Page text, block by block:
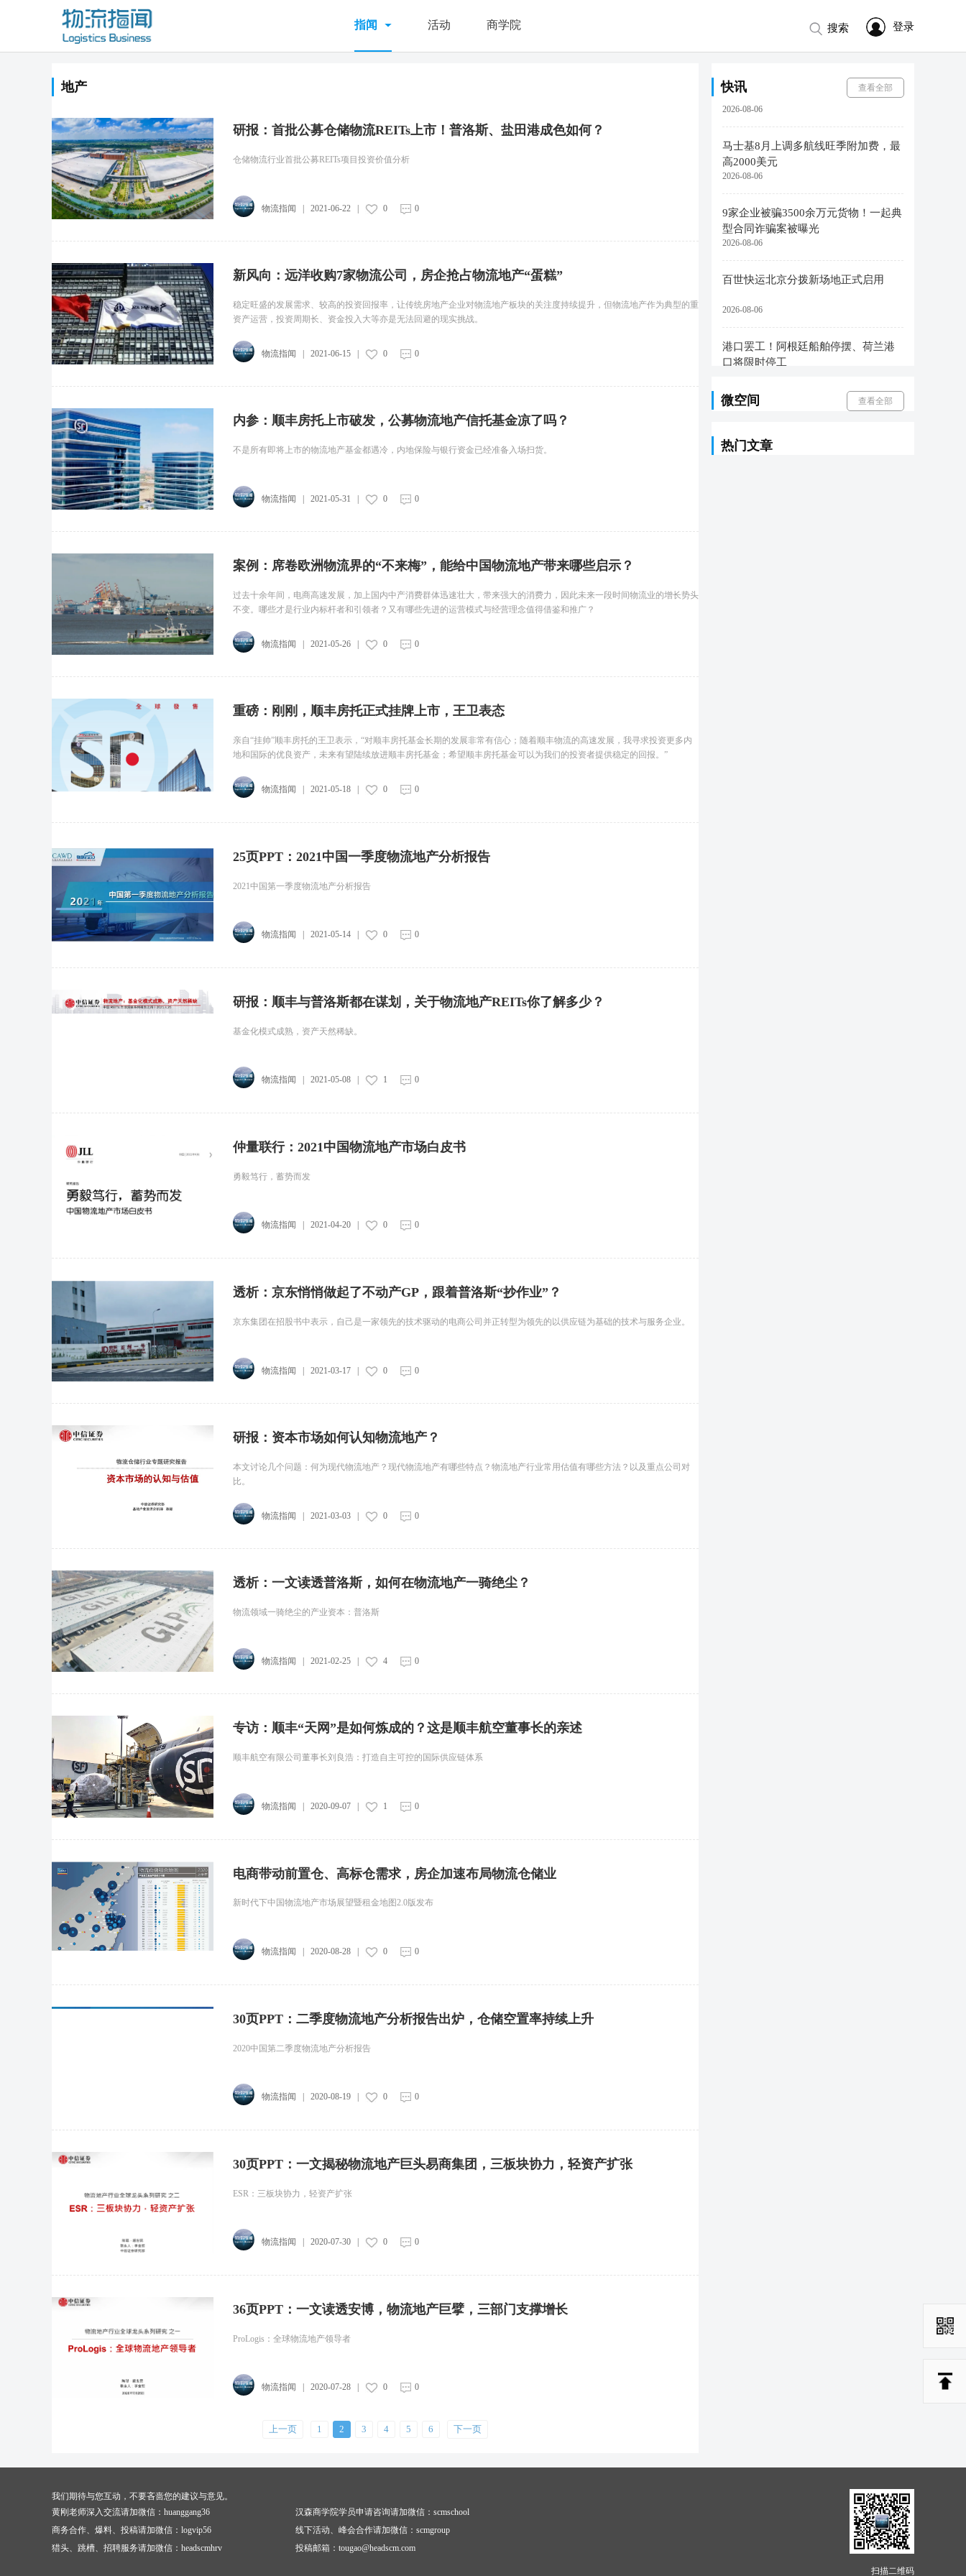
指闻 活动 商学院 登录
搜索
地产
研报：首批公募仓储物流REITs上市！普洛斯、盐田港成色如何？
仓储物流行业首批公募REITs项目投资价值分析
物流指闻 | 2021-06-22 | 0 0
新风向：远洋收购7家物流公司，房企抢占物流地产“蛋糕”
稳定旺盛的发展需求、较高的投资回报率，让传统房地产企业对物流地产板块的关注度持续提升，但物流地产作为典型的重
资产运营，投资周期长、资金投入大等亦是无法回避的现实挑战。
物流指闻 | 2021-06-15 | 0 0
内参：顺丰房托上市破发，公募物流地产信托基金凉了吗？
不是所有即将上市的物流地产基金都遇冷，内地保险与银行资金已经准备入场扫货。
物流指闻 | 2021-05-31 | 0 0
案例：席卷欧洲物流界的“不来梅”，能给中国物流地产带来哪些启示？
过去十余年间，电商高速发展，加上国内中产消费群体迅速壮大，带来强大的消费力，因此未来一段时间物流业的增长势头
不变。哪些才是行业内标杆者和引领者？又有哪些先进的运营模式与经营理念值得借鉴和推广？
物流指闻 | 2021-05-26 | 0 0
重磅：刚刚，顺丰房托正式挂牌上市，王卫表态
亲自“挂帅”顺丰房托的王卫表示，“对顺丰房托基金长期的发展非常有信心；随着顺丰物流的高速发展，我寻求投资更多内
地和国际的优良资产，未来有望陆续放进顺丰房托基金；希望顺丰房托基金可以为我们的投资者提供稳定的回报。”
物流指闻 2021-05-18 0 0
25页PPT：2021中国一季度物流地产分析报告
2021中国第一季度物流地产分析报告
物流指闻 2021-05-14 0 0
研报：顺丰与普洛斯都在谋划，关于物流地产REITs你了解多少？
基金化模式成熟，资产天然稀缺。
物流指闻 2021-05-08 1 0
仲量联行：2021中国物流地产市场白皮书
勇毅笃行，蓄势而发
物流指闻 2021-04-20 0 0
透析：京东悄悄做起了不动产GP，跟着普洛斯“抄作业”？
京东集团在招股书中表示，自己是一家领先的技术驱动的电商公司并正转型为领先的以供应链为基础的技术与服务企业。
物流指闻 | 2021-03-17 | 0 0
研报：资本市场如何认知物流地产？
本文讨论几个问题：何为现代物流地产？现代物流地产有哪些特点？物流地产行业常用估值有哪些方法？以及重点公司对
比。
物流指闻 | 2021-03-03 | 0 0
透析：一文读透普洛斯，如何在物流地产一骑绝尘？
物流领域一骑绝尘的产业资本：普洛斯
物流指闻 2021-02-25 4 0
专访：顺丰“天网”是如何炼成的？这是顺丰航空董事长的亲述
顺丰航空有限公司董事长刘良浩：打造自主可控的国际供应链体系
物流指闻 2020-09-07 1 0
电商带动前置仓、高标仓需求，房企加速布局物流仓储业
新时代下中国物流地产市场展望暨租金地图2.0版发布
物流指闻 2020-08-28 0 0
30页PPT：二季度物流地产分析报告出炉，仓储空置率持续上升
2020中国第二季度物流地产分析报告
物流指闻 2020-08-19 0 0
30页PPT：一文揭秘物流地产巨头易商集团，三板块协力，轻资产扩张
ESR：三板块协力，轻资产扩张
物流指闻 2020-07-30 0 0
36页PPT：一文读透安博，物流地产巨擘，三部门支撑增长
ProLogis：全球物流地产领导者
物流指闻 2020-07-28 0 0
上一页 1 2 3 4 5 6 下一页
快讯 查看全部
2026-08-06
马士基8月上调多航线旺季附加费，最
高2000美元
2026-08-06
9家企业被骗3500余万元货物！一起典
型合同诈骗案被曝光
2026-08-06
百世快运北京分拨新场地正式启用
2026-08-06
港口罢工！阿根廷船舶停摆、荷兰港
口将限时停工
申通快递在浙江成立新公司，注册资
2026-08-06
微空间 查看全部
热门文章
我们期待与您互动，不要吝啬您的建议与意见。
黄刚老师深入交流请加微信：huanggang36
商务合作、爆料、投稿请加微信：logvip56
猎头、跳槽、招聘服务请加微信：headscmhrv
汉森商学院学员申请咨询请加微信：scmschool
线下活动、峰会合作请加微信：scmgroup
投稿邮箱：tougao@headscm.com
扫描二维码